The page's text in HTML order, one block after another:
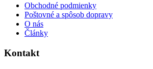
Obchodné podmienky
Poštovné a spôsob dopravy
O nás
Články
Kontakt